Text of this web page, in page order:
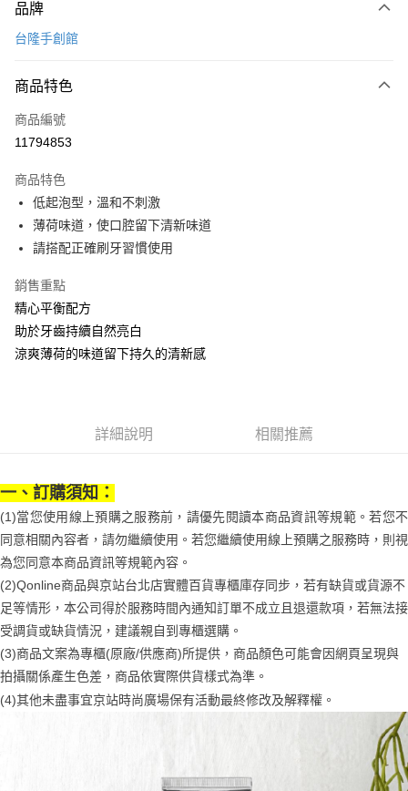
信用卡一次付款
Apple Pay
街口支付
Google Pay
全盈+PAY
大哥付你分期
相關說明
1.本服務由台灣大哥大提供，台灣大哥大用戶可立即使用無須另外申請。
2.付款方式選擇「大哥付你分期」，訂單成立後會自動跳轉到大哥付的交易
流程，驗證手機門號後，選擇欲分期的期數、繳款截止日，確認付款後即完
成交易。
法說明評估內容。
2.透過簡訊連結打開帳單後，可選擇「超商條碼／台灣大直營門市／銀行轉
帳／街口支付／iPASS MONEY」等通路繳費。
【注意事項】
1.本服務係由「台灣大哥大股份有限公司」（以下簡稱本公司）所提供，讓
用戶於交易時，得透過本服務購買商品或服務，並由商店將買賣／分期付款
買賣價金債權讓與本公司後，依約使用本公司帳單繳交帳款。
2.基於同意付款使用「大哥付你分期」之契約關係目的，商店將以您的個人
資料（包含姓名、電話或地址）提供予台灣大哥大進項蒐集、處理及利用，
3.完整用戶服務條款，請詳閱以下連結：https://oppay.tw/userRule
AFTEE先享後付
相關說明
【關於「AFTEE先享後付」】
３．安心：先確認商品／服務後，再付款。
１．於結帳方式選擇「AFTEE先享後付」後，將跳轉至「AFTEE先享後付」
結帳頁面，進行簡訊認證並確認金額後，即可完成結帳。
２．訂單成立數日內，您將收到繳費通知簡訊。
３．收到繳費通知簡訊後14天內，點擊此簡訊中的連結，可透過四大超商／
※ 請注意：結帳手續完成當下不需立刻繳費，但若您需要取消訂單，請聯絡
購買商品的店家。未經商家同意取消之訂單仍視為有效，需透過AFTEE先享
後付繳納相關費用。
※ 交易是否成功請以「AFTEE先享後付 」之結帳頁面顯示為準，若有關於
是否繳費成功／繳費後需取消欲退款等相關疑問，請聯繫「AFTEE先享後付
客戶支援中心」https://netprotections.freshdesk.com/support/home
【注意事項】
１．透過由恩沛科技股份有限公司提供之「AFTEE先享後付」服務完成之交
易，需依本服務之必要範圍內提供個人資料，並將交易相關給付款項請求債
３．未成年的使用者請事先徵得法定代理人或監護人之同意方可使用
付款後全家取貨
付款後7-11取貨
每筆NT$70，滿NT$899(含以上)免運費
宅配
每筆NT$100，滿NT$1,000(含以上)免運費
京站台北店客服中心(1F星巴克旁) 即日起不提供京站紙袋，取件時
請自備購物袋，若需購買紙袋可現場詢問
品牌
台隆手創館
商品特色
商品編號
11794853
商品特色
低起泡型，溫和不刺激
薄荷味道，使口腔留下清新味道
請搭配正確刷牙習慣使用
銷售重點
精心平衡配方
助於牙齒持續自然亮白
涼爽薄荷的味道留下持久的清新感
詳細說明 相關推薦
一、訂購須知：
(1)當您使用線上預購之服務前，請優先閱讀本商品資訊等規範。若您不
同意相關內容者，請勿繼續使用。若您繼續使用線上預購之服務時，則視
為您同意本商品資訊等規範內容。
(2)Qonline商品與京站台北店實體百貨專櫃庫存同步，若有缺貨或貨源不
足等情形，本公司得於服務時間內通知訂單不成立且退還款項，若無法接
受調貨或缺貨情況，建議親自到專櫃選購。
(3)商品文案為專櫃(原廠/供應商)所提供，商品顏色可能會因網頁呈現與
拍攝關係產生色差，商品依實際供貨樣式為準。
(4)其他未盡事宜京站時尚廣場保有活動最終修改及解釋權。